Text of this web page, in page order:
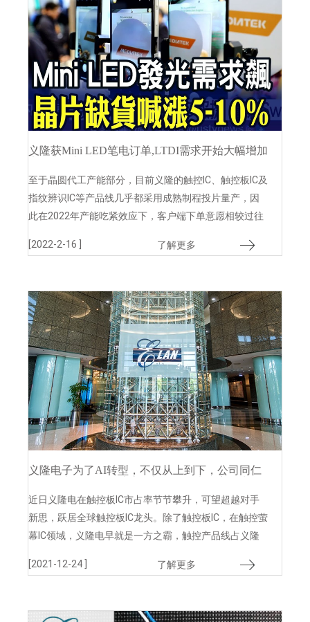
义隆获Mini LED笔电订单,LTDI需求开始大幅增加
至于晶圆代工产能部分，目前义隆的触控IC、触控板IC及
指纹辨识IC等产品线几乎都采用成熟制程投片量产，因
此在2022年产能吃紧效应下，客户端下单意愿相较过往
望优于2021年水平。
了解更多
[2022-2-16 ]
义隆电子为了AI转型，不仅从上到下，公司同仁
就是在此波AI新浪潮中，抓住研发新产品的机
会。
近日义隆电在触控板IC市占率节节攀升，可望超越对手
新思，跃居全球触控板IC龙头。除了触控板IC，在触控萤
幕IC领域，义隆电早就是一方之霸，触控产品线占义隆
「Surface Go」供应链，并且研发全球首颗带有触控笔
了解更多
[2021-12-24 ]